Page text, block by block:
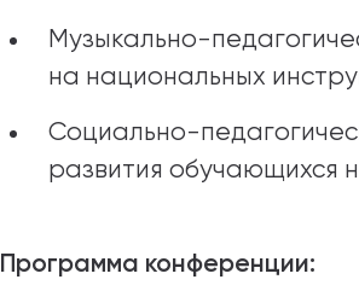
Музыкально-
на национальных
Социально-
развития обучающихся
Программа конференции: